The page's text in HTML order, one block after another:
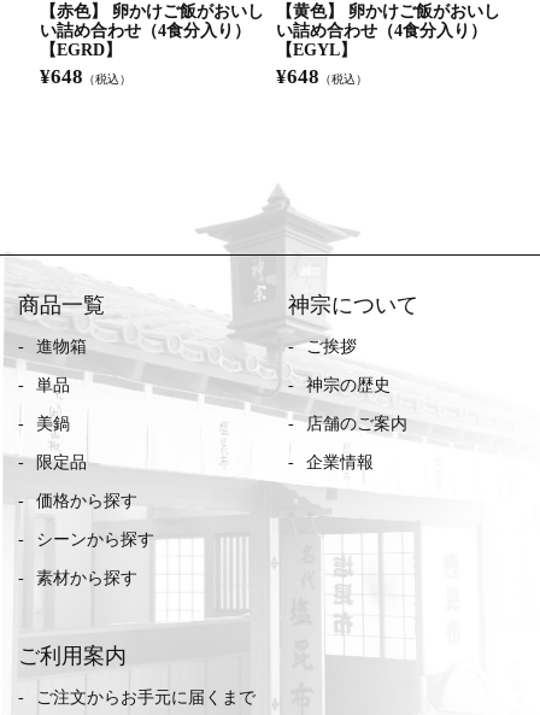
【赤色】 卵かけご飯がおいし
い詰め合わせ（4食分入り）
【EGRD】
¥648 （税込）
【黄色】 卵かけご飯がおいし
い詰め合わせ（4食分入り）
【EGYL】
¥648 （税込）
商品一覧
進物箱
単品
美鍋
限定品
価格から探す
シーンから探す
素材から探す
神宗について
ご挨拶
神宗の歴史
店舗のご案内
企業情報
ご利用案内
ご注文からお手元に届くまで